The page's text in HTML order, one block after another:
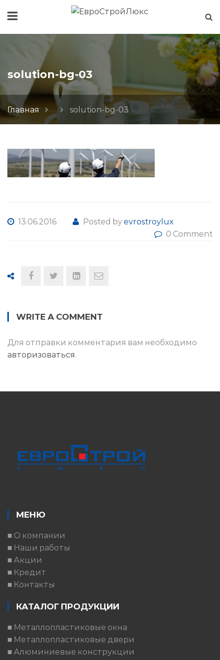
solution-bg-03
Главная solution-bg-03
solution-
bg-
03
13.06.2016 Posted byevrostroylux
0 Comment
WRITE A COMMENT
Для отправки комментария вам необходимо
авторизоваться.
МЕНЮ
■ О компании
■ Наши работы
■ Акции
■ Кредит
■ Контакты
КАТАЛОГ ПРОДУКЦИИ
■ Металлопластиковые окна
■ Металлопластиковые двери
■ Алюминиевые конструкции